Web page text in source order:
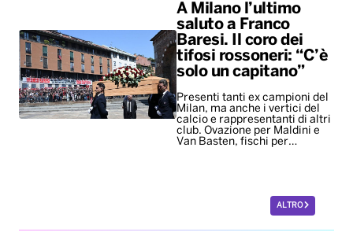
A Milano l’ultimo
saluto a Franco
Baresi. Il coro dei
tifosi rossoneri: “C’è
solo un capitano”
Presenti tanti ex campioni del
Milan, ma anche i vertici del
calcio e rappresentanti di altri
club. Ovazione per Maldini e
Van Basten, fischi per…
ALTRO